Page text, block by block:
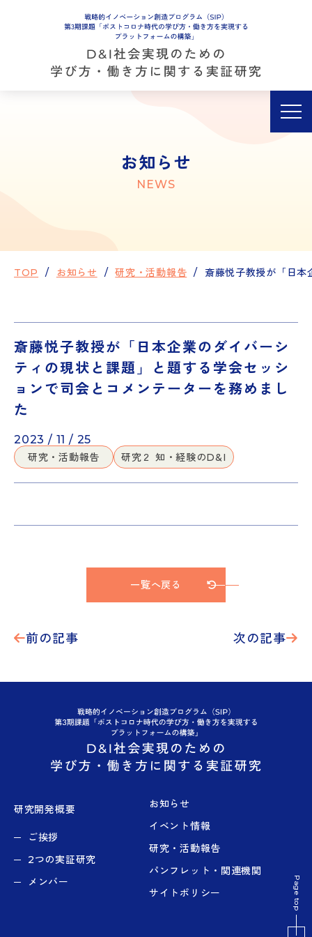
サイトポリシー
お知らせ
NEWS
TOP お知らせ 研究・活動報告 斎藤悦子教授が「日
斎藤悦子教授が「日本企業のダイバーシ
ティの現状と課題」と題する学会セッシ
ョンで司会とコメンテーターを務めまし
た
2023 / 11 / 25
研究・活動報告 研究２ 知・経験のD&I
前の記事
一覧へ戻る
次の記事
研究開発概要
ご挨拶
2つの実証研究
メンバー
お知らせ
イベント情報
研究・活動報告
パンフレット・関連機関
サイトポリシー
Page top